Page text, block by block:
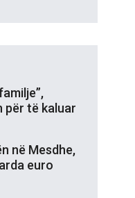
për të kaluar
në Mesdhe,
euro